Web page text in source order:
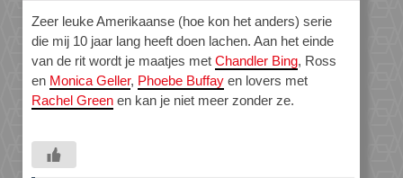
Zeer leuke Amerikaanse (hoe kon het anders) serie
die mij 10 jaar lang heeft doen lachen. Aan het einde
van de rit wordt je maatjes met Chandler Bing, Ross
en Monica Geller, Phoebe Buffay en lovers met
Rachel Green en kan je niet meer zonder ze.